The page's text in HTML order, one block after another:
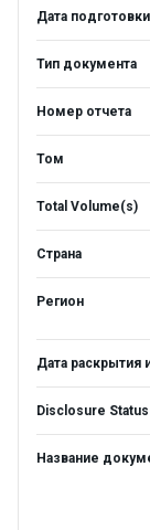
Дата
Тип документа
Номер отчета
Том
Total Volume(s)
Страна
Регион
Дата раскрытия
Disclosure Status
Название